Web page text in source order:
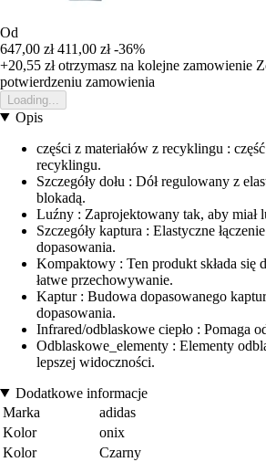
Od
647,00 zł 411,00 zł -36%
+20,55 złotrzymasz na kolejne zamowienie
potwierdzeniu zamowienia
Loading...
Opis
części z materiałów z recyklingu :
recyklingu.
Szczegóły dołu : Dół regulowany z
blokadą.
Luźny : Zaprojektowany tak, aby miał
Szczegóły kaptura : Elastyczne
dopasowania.
Kompaktowy : Ten produkt składa się
łatwe przechowywanie.
Kaptur : Budowa dopasowanego
dopasowania.
Infrared/odblaskowe ciepło : Pomaga
Odblaskowe_elementy : Elementy
lepszej widoczności.
Dodatkowe informacje
Marka
adidas
Kolor
onix
Kolor
Czarny